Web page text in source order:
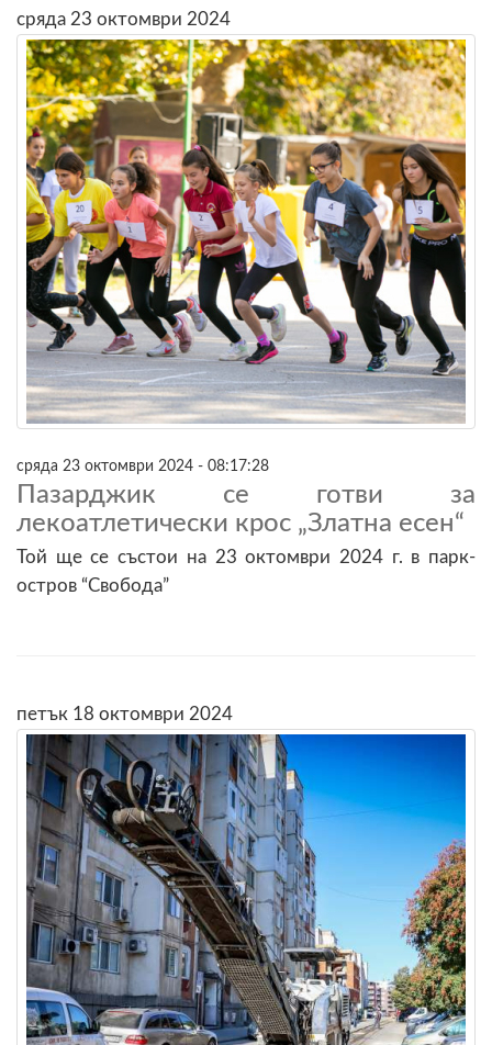
сряда 23 октомври 2024
сряда 23 октомври 2024 - 08:17:28
Пазарджик се готви за
лекоатлетически крос „Златна есен“
Той ще се състои на 23 октомври 2024 г. в парк-
остров “Свобода”
петък 18 октомври 2024